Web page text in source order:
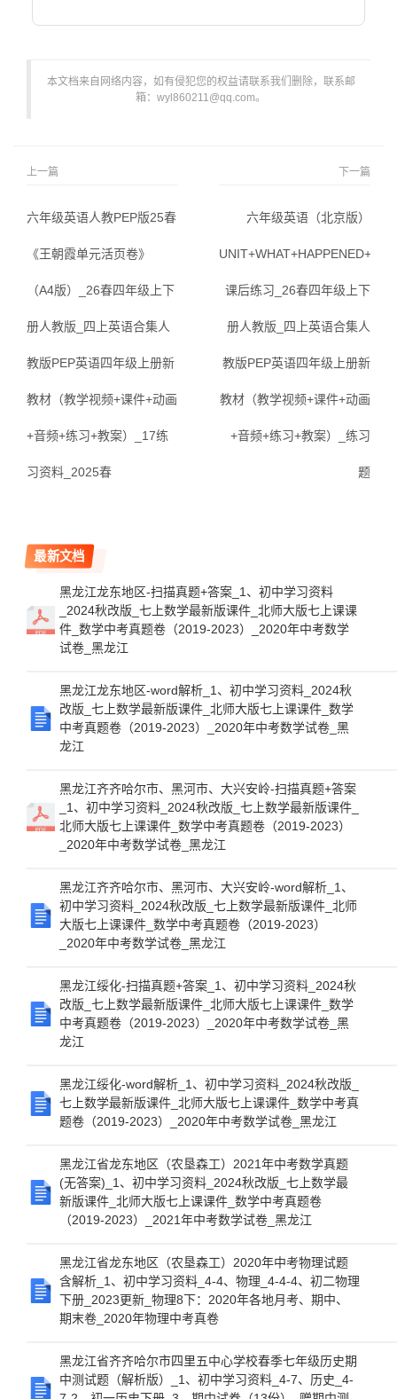
本文档来自网络内容，如有侵犯您的权益请联系我们删除，联系邮
箱：wyl860211@qq.com。
上一篇
六年级英语人教PEP版25春
《王朝霞单元活页卷》
（A4版）_26春四年级上下
册人教版_四上英语合集人
教版PEP英语四年级上册新
教材（教学视频+课件+动画
+音频+练习+教案）_17练
习资料_2025春
下一篇
六年级英语（北京版）
课后练习_26春四年级上下
册人教版_四上英语合集人
教版PEP英语四年级上册新
教材（教学视频+课件+动画
+音频+练习+教案）_练习
题
最新文档
黑龙江龙东地区-扫描真题+答案_1、初中学习资料
_2024秋改版_七上数学最新版课件_北师大版七上课课
件_数学中考真题卷（2019-2023）_2020年中考数学
试卷_黑龙江
黑龙江龙东地区-word解析_1、初中学习资料_2024秋
改版_七上数学最新版课件_北师大版七上课课件_数学
中考真题卷（2019-2023）_2020年中考数学试卷_黑
龙江
黑龙江齐齐哈尔市、黑河市、大兴安岭-扫描真题+答案
_1、初中学习资料_2024秋改版_七上数学最新版课件_
北师大版七上课课件_数学中考真题卷（2019-2023）
_2020年中考数学试卷_黑龙江
黑龙江齐齐哈尔市、黑河市、大兴安岭-word解析_1、
初中学习资料_2024秋改版_七上数学最新版课件_北师
大版七上课课件_数学中考真题卷（2019-2023）
_2020年中考数学试卷_黑龙江
黑龙江绥化-扫描真题+答案_1、初中学习资料_2024秋
改版_七上数学最新版课件_北师大版七上课课件_数学
中考真题卷（2019-2023）_2020年中考数学试卷_黑
龙江
黑龙江绥化-word解析_1、初中学习资料_2024秋改版_
七上数学最新版课件_北师大版七上课课件_数学中考真
题卷（2019-2023）_2020年中考数学试卷_黑龙江
黑龙江省龙东地区（农垦森工）2021年中考数学真题
(无答案)_1、初中学习资料_2024秋改版_七上数学最
新版课件_北师大版七上课课件_数学中考真题卷
（2019-2023）_2021年中考数学试卷_黑龙江
黑龙江省龙东地区（农垦森工）2020年中考物理试题
含解析_1、初中学习资料_4-4、物理_4-4-4、初二物理
下册_2023更新_物理8下：2020年各地月考、期中、
期末卷_2020年物理中考真卷
黑龙江省齐齐哈尔市四里五中心学校春季七年级历史期
中测试题（解析版）_1、初中学习资料_4-7、历史_4-